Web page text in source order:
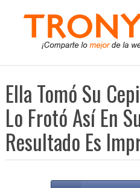
Ella Tomó Su
Lo Frotó Así En
Resultado Es